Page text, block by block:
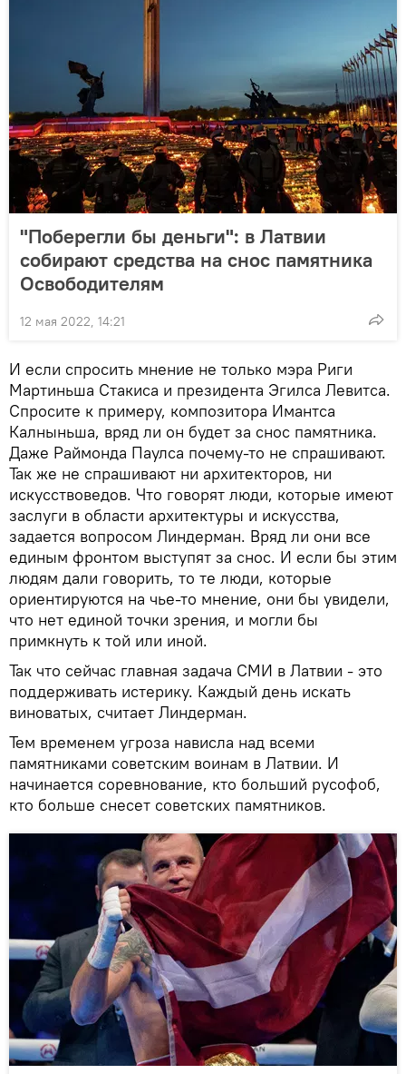
"Поберегли бы деньги": в Латвии
собирают средства на снос памятника
Освободителям
12 мая 2022, 14:21
И если спросить мнение не только мэра Риги
Мартиньша Стакиса и президента Эгилса Левитса.
Спросите к примеру, композитора Имантса
Калныньша, вряд ли он будет за снос памятника.
Даже Раймонда Паулса почему-то не спрашивают.
Так же не спрашивают ни архитекторов, ни
искусствоведов. Что говорят люди, которые имеют
заслуги в области архитектуры и искусства,
задается вопросом Линдерман. Вряд ли они все
единым фронтом выступят за снос. И если бы этим
людям дали говорить, то те люди, которые
ориентируются на чье-то мнение, они бы увидели,
что нет единой точки зрения, и могли бы
примкнуть к той или иной.
Так что сейчас главная задача СМИ в Латвии - это
поддерживать истерику. Каждый день искать
виноватых, считает Линдерман.
Тем временем угроза нависла над всеми
памятниками советским воинам в Латвии. И
начинается соревнование, кто больший русофоб,
кто больше снесет советских памятников.